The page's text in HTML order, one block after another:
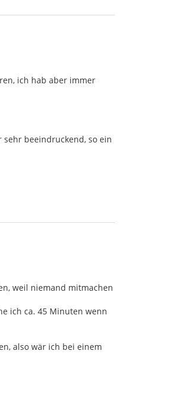
ich hab aber immer
sehr beeindruckend, so ein
weil niemand mitmachen
ich ca. 45 Minuten wenn
also wär ich bei einem